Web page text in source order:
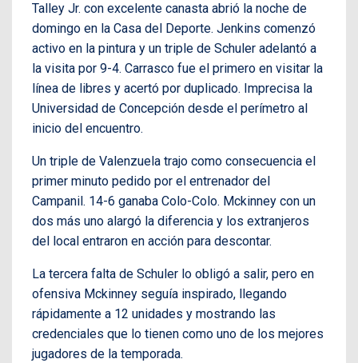
Talley Jr. con excelente canasta abrió la noche de
domingo en la Casa del Deporte. Jenkins comenzó
activo en la pintura y un triple de Schuler adelantó a
la visita por 9-4. Carrasco fue el primero en visitar la
línea de libres y acertó por duplicado. Imprecisa la
Universidad de Concepción desde el perímetro al
inicio del encuentro.
Un triple de Valenzuela trajo como consecuencia el
primer minuto pedido por el entrenador del
Campanil. 14-6 ganaba Colo-Colo. Mckinney con un
dos más uno alargó la diferencia y los extranjeros
del local entraron en acción para descontar.
La tercera falta de Schuler lo obligó a salir, pero en
ofensiva Mckinney seguía inspirado, llegando
rápidamente a 12 unidades y mostrando las
credenciales que lo tienen como uno de los mejores
jugadores de la temporada.